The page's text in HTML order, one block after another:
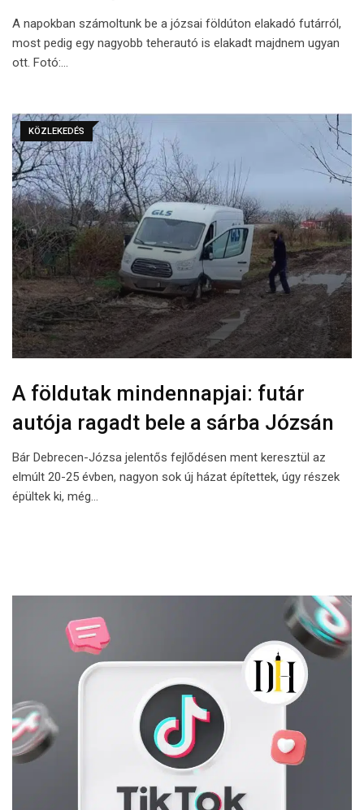
A napokban számoltunk be a józsai földúton elakadó futárról,
most pedig egy nagyobb teherautó is elakadt majdnem ugyan
ott. Fotó:…
KÖZLEKEDÉS
A földutak mindennapjai: futár
autója ragadt bele a sárba Józsán
Bár Debrecen-Józsa jelentős fejlődésen ment keresztül az
elmúlt 20-25 évben, nagyon sok új házat építettek, úgy részek
épültek ki, még…